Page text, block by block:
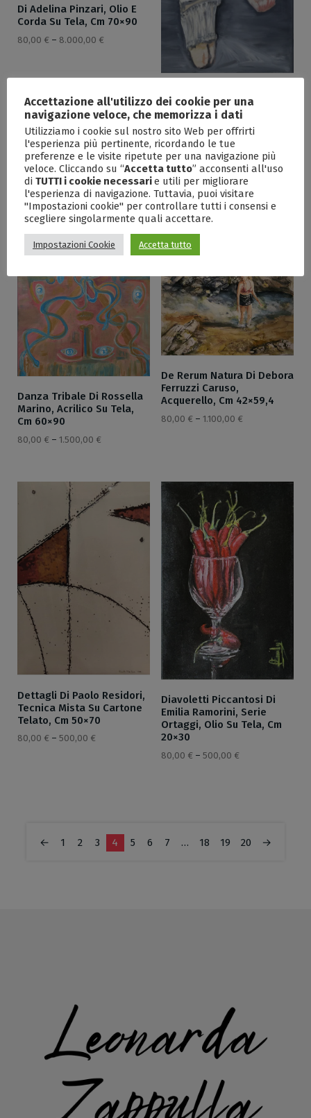
Di Adelina Pinzari, Olio E
Corda Su Tela, Cm 70×90
80,00 € – 8.000,00 €
Lewis, Olio Su Tela, Cm
30×60
80,00€–4.140,00€
Danza Tribale Di Rossella
Marino, Acrilico Su Tela,
Cm 60×90
80,00 € – 1.500,00 €
De Rerum Natura Di Debora
Ferruzzi Caruso,
Acquerello, Cm 42×59,4
80,00 € – 1.100,00 €
Dettagli Di Paolo Residori,
Tecnica Mista Su Cartone
Telato, Cm 50×70
80,00 € – 500,00 €
Diavoletti Piccantosi Di
Emilia Ramorini, Serie
Ortaggi, Olio Su Tela, Cm
20×30
80,00 € – 500,00 €
← 1 2 3 4 5 6 7 … 18 19 20 →
Accettazione all'utilizzo dei cookie per una
navigazione veloce, che memorizza i dati
Utilizziamo i cookie sul nostro sito Web per offrirti
l'esperienza più pertinente, ricordando le tue
preferenze e le visite ripetute per una navigazione più
veloce. Cliccando su “Accetta tutto” acconsenti all'uso
di TUTTI i cookie necessarie utili per migliorare
l'esperienza di navigazione. Tuttavia, puoi visitare
"Impostazioni cookie" per controllare tutti i consensi e
scegliere singolarmente quali accettare.
Impostazioni Cookie Accetta tutto